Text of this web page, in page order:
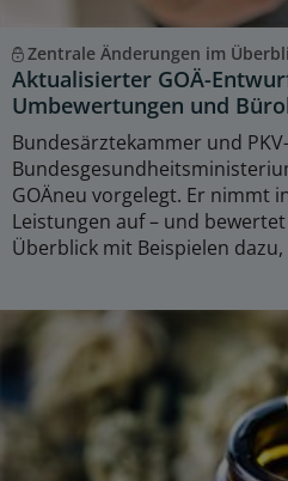
Zentrale Änderungen im
Aktualisierter GOÄ-
Umbewertungen und
Bundesärztekammer und
GOÄneu vorgelegt. Er nimmt
Leistungen auf – und
Überblick mit Beispielen